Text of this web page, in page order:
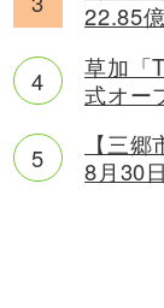
22.85
草加「
式オー
【三
8月30